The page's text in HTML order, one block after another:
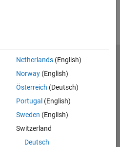
Netherlands(English)
Norway(English)
Österreich (Deutsch)
Portugal (English)
Sweden (English)
Switzerland
Deutsch
comerciales
Estado de las aplicaciones
Inc.
Seleccione un país/